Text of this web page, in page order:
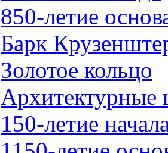
850-летие
Барк
Золотое кольцо
Архитектурные
150-летие